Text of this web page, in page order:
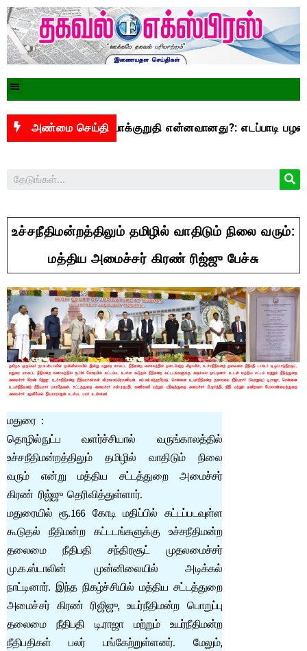
அண்மை செய்தி
என்ற வாக்குறுதி என்னவானது?: எடப்பாடி பழனிசாமி
உச்சநீதிமன்றத்திலும் தமிழில் வாதிடும் நிலை வரும்:
மத்திய அமைச்சர் கிரண் ரிஜ்ஜு பேச்சு
மதுரை :
தொழில்நுட்ப வளர்ச்சியால் வருங்காலத்தில்
உச்சநீதிமன்றத்திலும் தமிழில் வாதிடும் நிலை
வரும் என்று மத்திய சட்டத்துறை அமைச்சர்
கிரண் ரிஜ்ஜு தெரிவித்துள்ளார்.
மதுரையில் ரூ.166 கோடி மதிப்பில் கட்டப்படவுள்ள
கூடுதல் நீதிமன்ற கட்டடங்களுக்கு உச்சநீதிமன்ற
தலைமை நீதிபதி சந்திரசூட் முதலமைச்சர்
மு.க.ஸ்டாலின் முன்னிலையில் அடிக்கல்
நாட்டினார். இந்த நிகழ்ச்சியில் மத்திய சட்டத்துறை
அமைச்சர் கிரண் ரிஜிஜு, உயர்நீதிமன்ற பொறுப்பு
தலைமை நீதிபதி டி.ராஜா மற்றும் உயர்நீதிமன்ற
நீதிபதிகள் பலர் பங்கேற்றுள்ளனர். மேலும்,